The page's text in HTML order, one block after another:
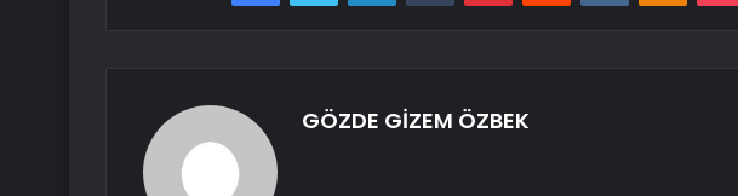
GÖZDE GİZEM ÖZBEK